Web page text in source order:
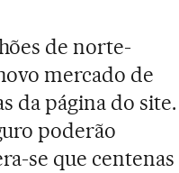
de norte-
mercado de
da página do site.
poderão
se que centenas